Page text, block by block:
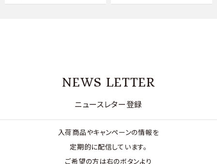
NEWS LETTER
ニュースレター登録
入荷商品やキャンペーンの情報を
定期的に配信しています。
ご希望の方は右のボタンより